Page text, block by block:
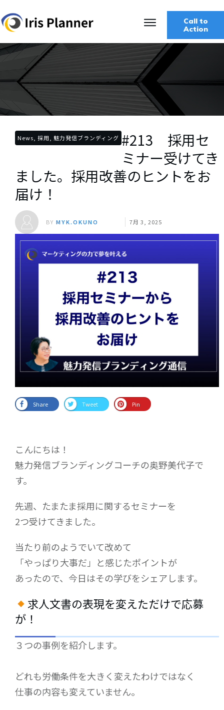
Call to
Action
News, 採用, 魅力発信ブランディング #213 採用セ
ミナー受けてき
ました。採用改善のヒントをお
届け！
BY MYK.OKUNO 7月 3, 2025
Share Tweet Pin
こんにちは！
魅力発信ブランディングコーチの奥野美代子で
す。
先週、たまたま採用に関するセミナーを
2つ受けてきました。
当たり前のようでいて改めて
「やっぱり大事だ」と感じたポイントが
あったので、今日はその学びをシェアします。
求人文書の表現を変えただけで応募
が！
３つの事例を紹介します。
どれも労働条件を大きく変えたわけではなく
仕事の内容も変えていません。